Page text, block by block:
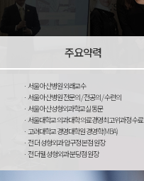
주요약력
서울 아산병원 외래교수
서울 아산병원 전문의 / 전공의 / 수련의
서울 아산성형외과학교실 동문
서울대학교 의과대학 의료경영최고위과정 수료
고려대학교 경영대학원 경영학(MBA)
전 더 성형외과 압구정 본점 원장
전 더웰 성형외과 분당점 원장